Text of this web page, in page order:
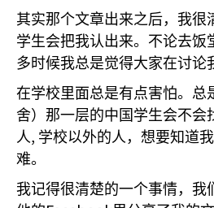
其实那个文章出来之后，我很
学生会把我认出来。不论去饭
多时候我总是觉得大家在讨论
在学校里面总是有点害怕。总
舍）那一层的中国学生会不会
人, 学校以外的人，想要知道
难。
我记得很清楚的一个事情，我